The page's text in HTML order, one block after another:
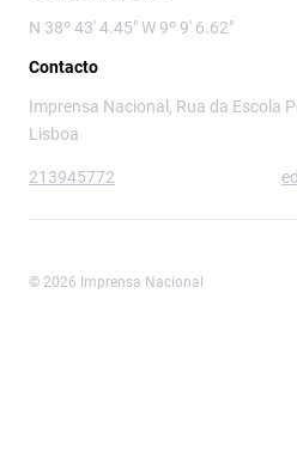
N 38º 43' 4.45" W 9º 9' 6.62"
Contacto
Imprensa Nacional, Rua da Escola
Lisboa
213945772
© 2026 Imprensa Nacional